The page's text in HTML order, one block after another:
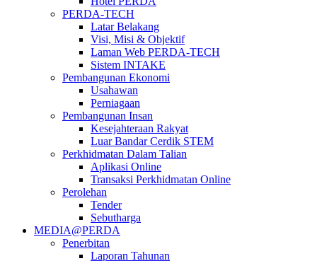
PERDA-TECH
Latar Belakang
Visi, Misi & Objektif
Laman Web PERDA-TECH
Sistem INTAKE
Pembangunan Ekonomi
Usahawan
Perniagaan
Pembangunan Insan
Kesejahteraan Rakyat
Luar Bandar Cerdik STEM
Perkhidmatan Dalam Talian
Aplikasi Online
Transaksi Perkhidmatan Online
Perolehan
Tender
Sebutharga
MEDIA@PERDA
Penerbitan
Laporan Tahunan